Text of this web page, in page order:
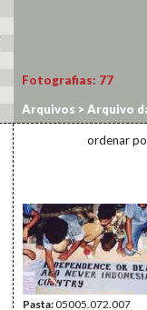
Fotografias: 77
Arquivos >Arquivo
ordenar
Pasta:05005.072.007